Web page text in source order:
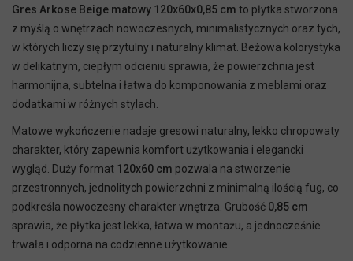
Gres Arkose Beige matowy 120x60x0,85 cm to płytka stworzona
z myślą o wnętrzach nowoczesnych, minimalistycznych oraz tych,
w których liczy się przytulny i naturalny klimat. Beżowa kolorystyka
w delikatnym, ciepłym odcieniu sprawia, że powierzchnia jest
harmonijna, subtelna i łatwa do komponowania z meblami oraz
dodatkami w różnych stylach.
Matowe wykończenie nadaje gresowi naturalny, lekko chropowaty
charakter, który zapewnia komfort użytkowania i elegancki
wygląd. Duży format 120x60 cm pozwala na stworzenie
przestronnych, jednolitych powierzchni z minimalną ilością fug, co
podkreśla nowoczesny charakter wnętrza. Grubość 0,85 cm
sprawia, że płytka jest lekka, łatwa w montażu, a jednocześnie
trwała i odporna na codzienne użytkowanie.